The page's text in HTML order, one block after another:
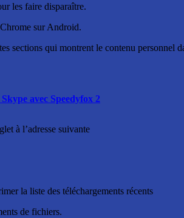
les faire disparaître.
sur Android.
sections qui montrent le contenu personnel
avec Speedyfox 2
à l’adresse suivante
la liste des téléchargements récents
de fichiers.